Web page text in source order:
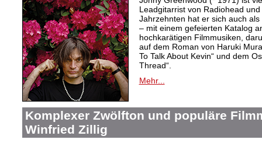
Leadgitarrist von Radiohead
Jahrzehnten hat er sich auch
– mit einem gefeierten Katalog
hochkarätigen Filmmusiken,
auf dem Roman von Haruki
To Talk About Kevin“ und dem
Thread“.
Mehr...
Komplexer Zwölfton und populäre
Winfried Zillig